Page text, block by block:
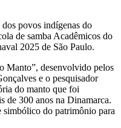
povos indígenas do
de samba Acadêmicos do
2025 de São Paulo.
Manto”, desenvolvido pelos
e o pesquisador
do manto que foi
de 300 anos na Dinamarca.
do patrimônio para